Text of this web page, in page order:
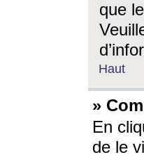
que
Haut
»
En
de le